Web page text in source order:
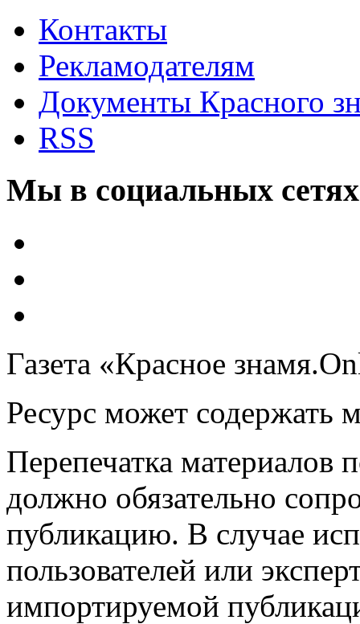
Контакты
Рекламодателям
Документы Красного
RSS
Мы в социальных сетях
Газета «Красное
Ресурс может содержать
Перепечатка материалов
должно обязательно
публикацию. В случае
пользователей или
импортируемой